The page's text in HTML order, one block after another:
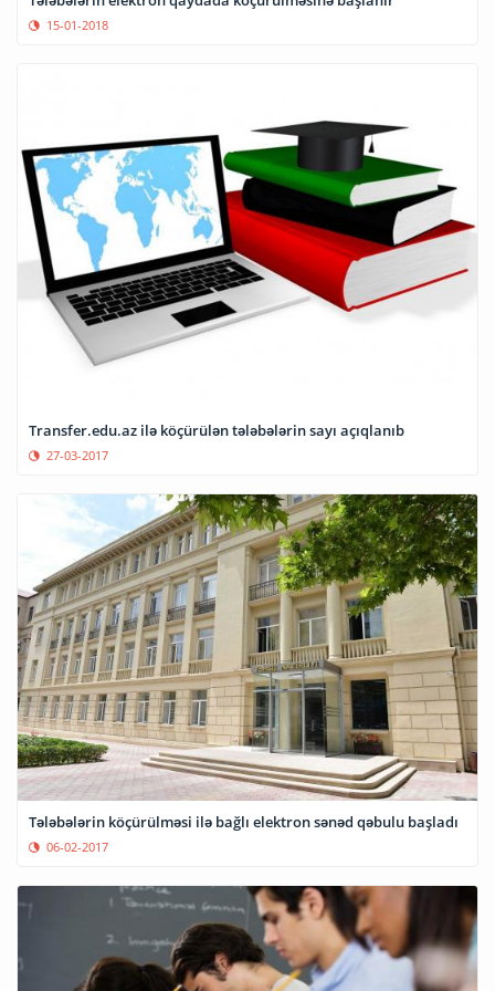
15-01-2018
Transfer.edu.az ilə köçürülən tələbələrin sayı açıqlanıb
27-03-2017
Tələbələrin köçürülməsi ilə bağlı elektron sənəd qəbulu başladı
06-02-2017